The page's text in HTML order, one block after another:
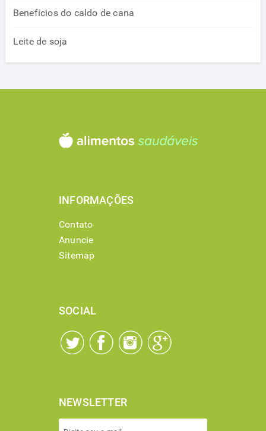
Benefícios do caldo de cana
Leite de soja
INFORMAÇÕES
Contato
Anuncie
Sitemap
SOCIAL
NEWSLETTER